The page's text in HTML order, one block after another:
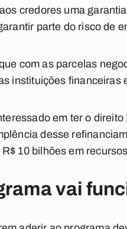
credores uma
parte do risco de
com as parcelas
instituições financeiras
em ter o
desse
10 bilhões em
vai